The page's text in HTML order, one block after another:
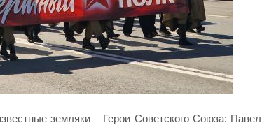
земляки – Герои Советского Союза: Павел